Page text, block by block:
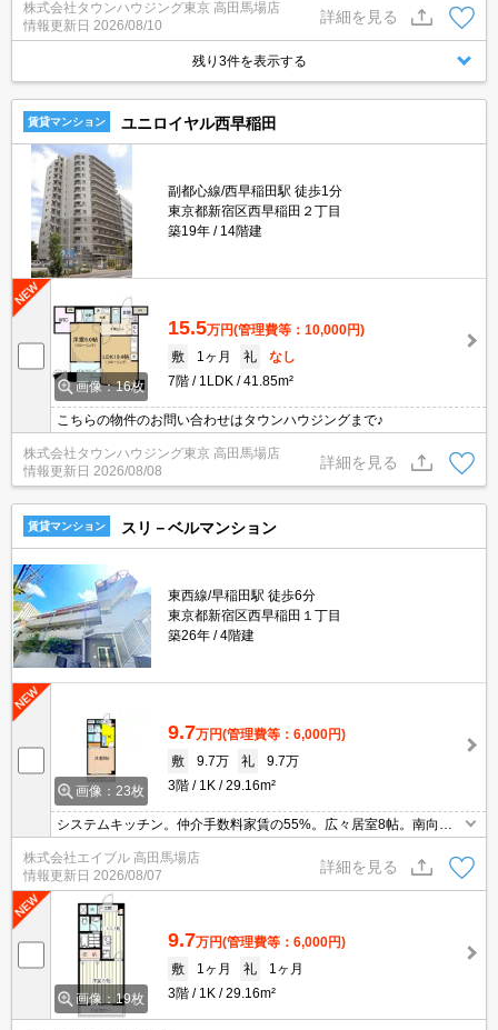
株式会社タウンハウジング東京 高田馬場店
情報更新日 2026/08/10
詳細を見る
残り3件を表示する
賃貸マンション ユニロイヤル西早稲田
副都心線/西早稲田駅 徒歩1分
東京都新宿区西早稲田２丁目
築19年
14階建
画像：16枚
15.5万円(管理費等：10,000円)
敷
1ヶ月 礼
なし
7階
1LDK 41.85m²
こちらの物件のお問い合わせはタウンハウジングまで♪
株式会社タウンハウジング東京 高田馬場店
情報更新日 2026/08/08
詳細を見る
賃貸マンション スリ－ベルマンション
東西線/早稲田駅 徒歩6分
東京都新宿区西早稲田１丁目
築26年
4階建
画像：23枚
9.7万円(管理費等：6,000円)
敷
9.7万 礼
9.7万
3階
1K 29.16m²
システムキッチン。仲介手数料家賃の55%。広々居室8帖。南向
き。洗面化粧台付き。
株式会社エイブル 高田馬場店
情報更新日 2026/08/07
詳細を見る
画像：19枚
9.7万円(管理費等：6,000円)
敷
1ヶ月 礼
1ヶ月
3階
1K 29.16m²